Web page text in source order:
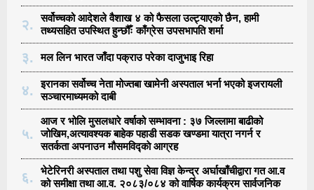
२.
सर्वोच्चको आदेशले वैशाख ४ को फैसला उल्ट्याएको छैन, हामी
तथ्यसहित उपस्थित हुन्छौँः काँग्रेस उपसभापति शर्मा
३. मल लिन भारत जाँदा पक्राउ परेका दाजुभाइ रिहा
४.
इरानका सर्वोच्च नेता मोज्तबा खामेनी अस्पताल भर्ना भएको इजरायली
सञ्चारमाध्यमको दाबी
५.
आज र भोलि मुसलधारे वर्षाको सम्भावना : ३७ जिल्लामा बाढीको
जोखिम,अत्यावश्यक बाहेक पहाडी सडक खण्डमा यात्रा नगर्न र
सतर्कता अपनाउन मौसमविद्काे आग्रह
६.
भेटेरिनरी अस्पताल तथा पशु सेवा विज्ञ केन्द्र अर्घाखाँचीद्वारा गत आ.व
को समीक्षा तथा आ.व. २०८३/०८४ को वार्षिक कार्यक्रम सार्वजनिक